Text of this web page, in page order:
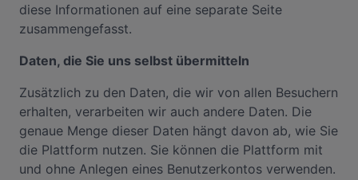
diese Informationen auf eine separate Seite
zusammengefasst.
Daten, die Sie uns selbst übermitteln
Zusätzlich zu den Daten, die wir von allen Besuchern
erhalten, verarbeiten wir auch andere Daten. Die
genaue Menge dieser Daten hängt davon ab, wie Sie
die Plattform nutzen. Sie können die Plattform mit
und ohne Anlegen eines Benutzerkontos verwenden.